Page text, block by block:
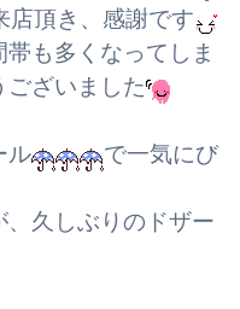
店頂き、感謝です
も多くなってしま
ざいました
ル
で一気にび
、久しぶりのドザー